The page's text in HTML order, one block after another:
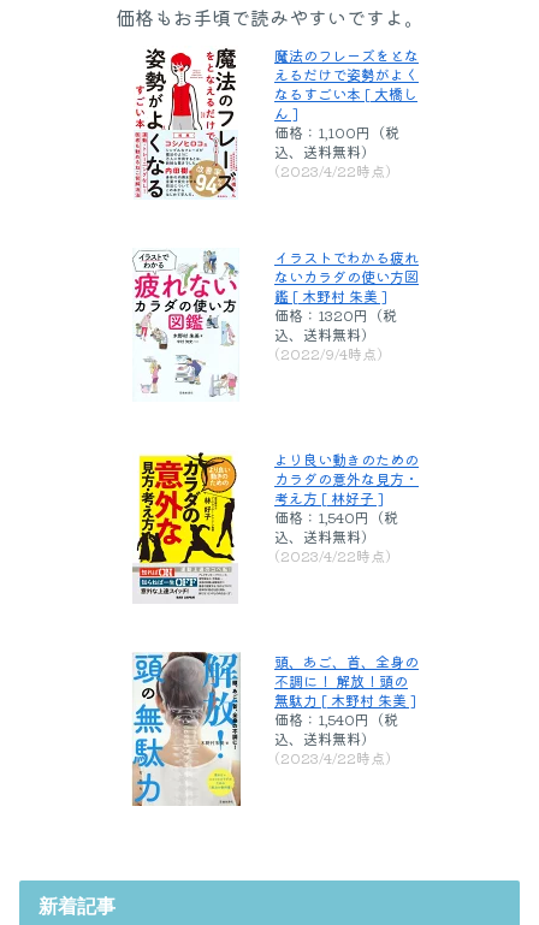
価格もお手頃で読みやすいですよ。
魔法のフレーズをとな
えるだけで姿勢がよく
なるすごい本 [ 大橋し
ん ]
価格：1,100円（税
込、送料無料)
(2023/4/22時点)
イラストでわかる疲れ
ないカラダの使い方図
鑑 [ 木野村 朱美 ]
価格：1320円（税
込、送料無料)
(2022/9/4時点)
より良い動きのための
カラダの意外な見方・
考え方 [ 林好子 ]
価格：1,540円（税
込、送料無料)
(2023/4/22時点)
頭、あご、首、全身の
不調に！ 解放！頭の
無駄力 [ 木野村 朱美 ]
価格：1,540円（税
込、送料無料)
(2023/4/22時点)
新着記事